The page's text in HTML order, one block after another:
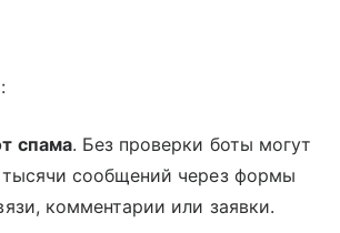
спама. Без проверки боты могут
тысячи сообщений через формы
комментарии или заявки.